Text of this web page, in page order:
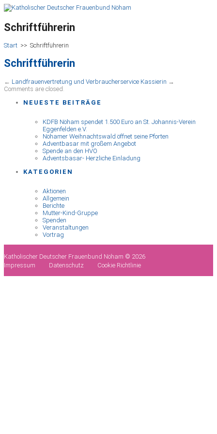
Schriftführerin
Start >> Schriftführerin
Schriftführerin
← Landfrauenvertretung und Verbraucherservice Kassierin →
Comments are closed.
NEUESTE BEITRÄGE
KDFB Nöham spendet 1.500 Euro an St. Johannis-Verein
Eggenfelden e.V.
Nöhamer Weihnachtswald öffnet seine Pforten
Adventbasar mit großem Angebot
Spende an den HVO
Adventsbasar- Herzliche Einladung
KATEGORIEN
Aktionen
Allgemein
Berichte
Mutter-Kind-Gruppe
Spenden
Veranstaltungen
Vortrag
Katholischer Deutscher Frauenbund Nöham © 2026
Impressum
Datenschutz Cookie Richtlinie